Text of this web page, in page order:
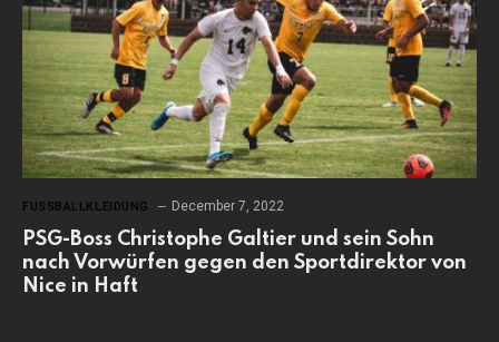
FUSSBALLKLEIDUNG December 7, 2022
PSG-Boss Christophe Galtier und sein Sohn
nach Vorwürfen gegen den Sportdirektor von
Nice in Haft